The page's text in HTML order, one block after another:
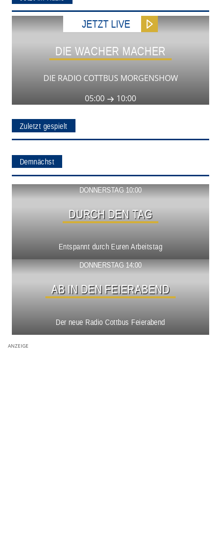
JETZT LIVE
DIE WACHER MACHER
DIE RADIO COTTBUS MORGENSHOW
05:00
10:00
Zuletzt gespielt
Demnächst
DONNERSTAG 10:00
DURCH DEN TAG
Entspannt durch Euren Arbeitstag
Show ansehen
DONNERSTAG 14:00
AB IN DEN FEIERABEND
Der neue Radio Cottbus Feierabend
Show ansehen